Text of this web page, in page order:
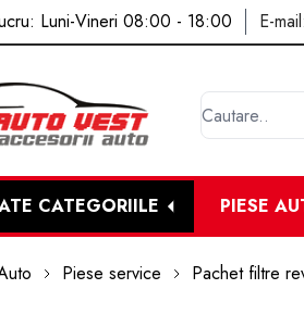
Luni-Vineri 08:00 - 18:00 E-mail:
CATEGORIILE PIESE
Piese service Pachet filtre